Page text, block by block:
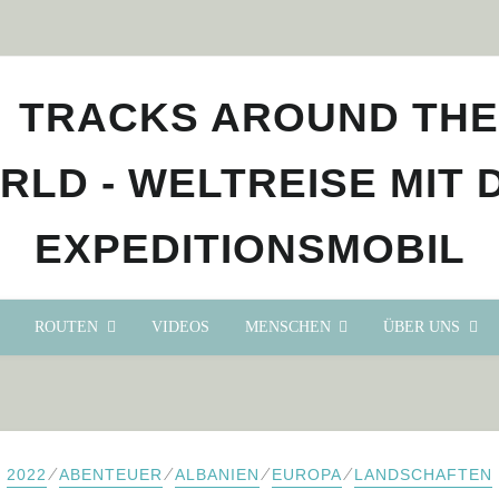
ROUTEN VIDEOS MENSCHEN ÜBER UNS
2022 ⁄ABENTEUER ⁄ALBANIEN ⁄EUROPA⁄LANDSCHAFTEN